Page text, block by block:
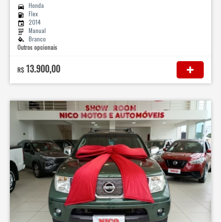
Honda
Flex
2014
Manual
Branco
Outros opcionais
R$ 13.900,00